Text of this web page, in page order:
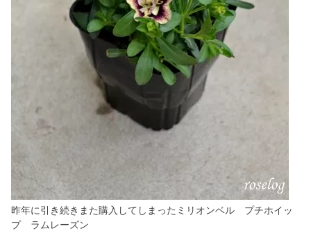
昨年に引き続きまた購入してしまったミリオンベル プチホイッ
プ ラムレーズン